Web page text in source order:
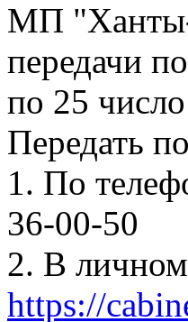
МП "Ханты-
передачи
по 25
Передать
1. По
36-00-50
2. В
https://